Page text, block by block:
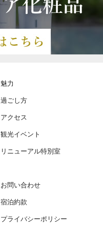
魅力
過ごし方
アクセス
観光イベント
リニューアル特別室
お問い合わせ
宿泊約款
プライバシーポリシー